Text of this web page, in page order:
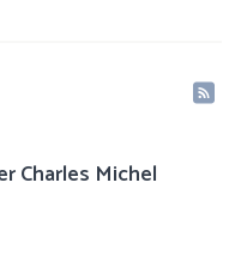
Charles Michel